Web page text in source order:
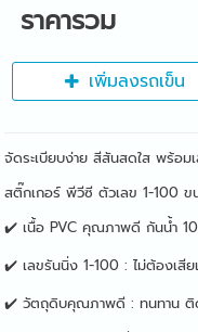
ราคารวม
เพิ่มลงรถเข็น
จัดระเบียบง่าย สีสันสดใส พร้อม
สติ๊กเกอร์ พีวีซี ตัวเลข 1-100 ข
✔️ เนื้อ PVC คุณภาพดี กันน้ำ
✔️ เลขรันนิ่ง 1-100 : ไม่ต้องเสี
✔️ วัตถุดิบคุณภาพดี : ทนทาน ติ